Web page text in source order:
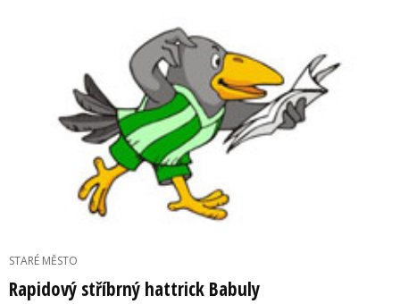
STARÉ MĚSTO
Rapidový stříbrný hattrick Babuly